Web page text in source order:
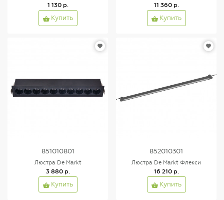
1 130 р.
Купить
11 360 р.
Купить
851010801
Люстра De Markt
3 880 р.
Купить
852010301
Люстра De Markt Флекси
16 210 р.
Купить